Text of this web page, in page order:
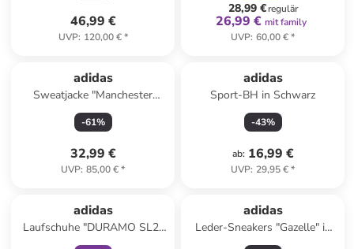
46,99 €
UVP: 120,00 €*
28,99 €regulär
26,99 € mit family
UVP: 60,00 €*
adidas
Sweatjacke "Manchester
United" in Dunkelblau
-61%
32,99 €
UVP: 85,00 €*
adidas
Sport-BH in Schwarz
-43%
ab: 16,99 €
UVP: 29,95 €*
adidas
Laufschuhe "DURAMO SL2"
in Dunkelblau/ Gold
adidas
Leder-Sneakers "Gazelle" in
Pink